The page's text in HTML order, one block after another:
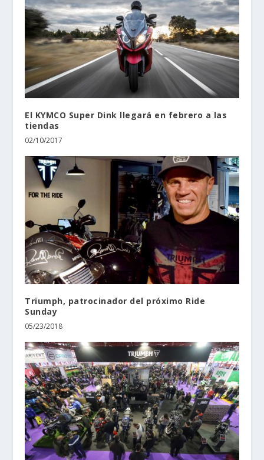
El KYMCO Super Dink llegará en febrero a las
tiendas
02/10/2017
Triumph, patrocinador del próximo Ride
Sunday
05/23/2018